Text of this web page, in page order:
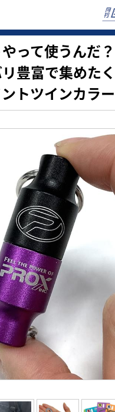
って使うんだ
豊富で集めた
トツインカラー